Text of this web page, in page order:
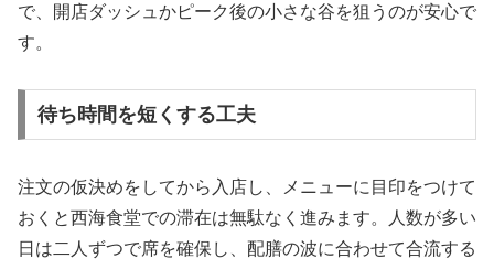
で、開店ダッシュかピーク後の小さな谷を狙うのが安心で
す。
待ち時間を短くする工夫
注文の仮決めをしてから入店し、メニューに目印をつけて
おくと西海食堂での滞在は無駄なく進みます。人数が多い
日は二人ずつで席を確保し、配膳の波に合わせて合流する